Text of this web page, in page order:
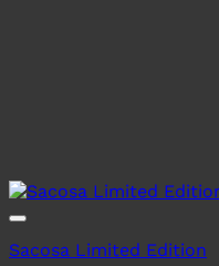
Sacosa Limited Edition